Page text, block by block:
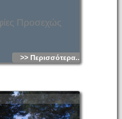
Προσεχώς
>> Περισσότερα...